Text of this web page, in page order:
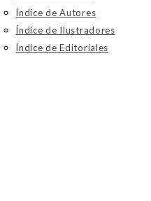
Índice de Autores
Índice de Ilustradores
Índice de Editoriales